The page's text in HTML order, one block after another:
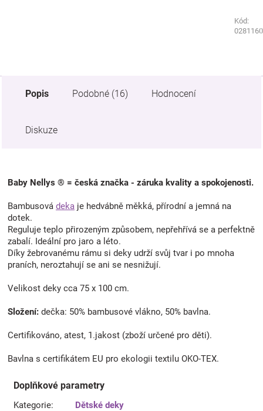
Kód:
Kód:
Popis Podobné (16) Hodnocení
Diskuze
Baby Nellys ® = česká značka - záruka kvality a spokojenosti.
Bambusová deka je hedvábně měkká, přírodní a jemná na
dotek.
Reguluje teplo přirozeným způsobem, nepřehřívá se a perfektně
zabalí. Ideální pro jaro a léto.
Díky žebrovanému rámu si deky udrží svůj tvar i po mnoha
praních, neroztahují se ani se nesnižují.
Velikost deky cca 75 x 100 cm.
Složení: dečka: 50% bambusové vlákno, 50% bavlna.
Certifikováno, atest, 1.jakost (zboží určené pro děti).
Bavlna s certifikátem EU pro ekologii textilu OKO-TEX.
Doplňkové parametry
Kategorie:
Dětské deky